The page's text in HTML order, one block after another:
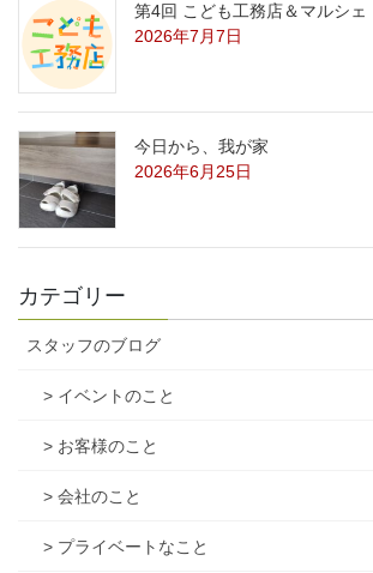
第4回 こども工務店＆マルシ
2026年7月7日
今日から、我が家
2026年6月25日
カテゴリー
スタッフのブログ
> イベントのこと
> お客様のこと
> 会社のこと
> プライベートなこと